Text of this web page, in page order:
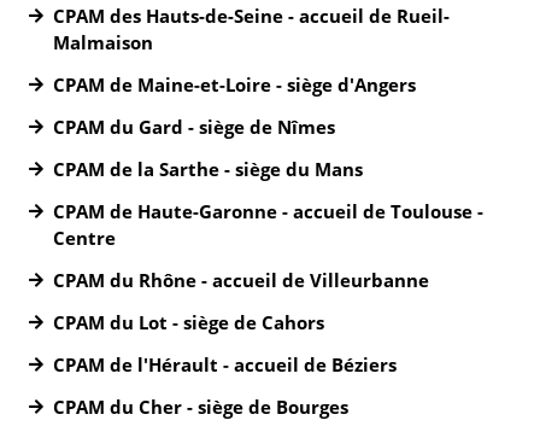
CPAM des Hauts-de-Seine - accueil de Rueil-
Malmaison
CPAM de Maine-et-Loire - siège d'Angers
CPAM du Gard - siège de Nîmes
CPAM de la Sarthe - siège du Mans
CPAM de Haute-Garonne - accueil de Toulouse -
Centre
CPAM du Rhône - accueil de Villeurbanne
CPAM du Lot - siège de Cahors
CPAM de l'Hérault - accueil de Béziers
CPAM du Cher - siège de Bourges